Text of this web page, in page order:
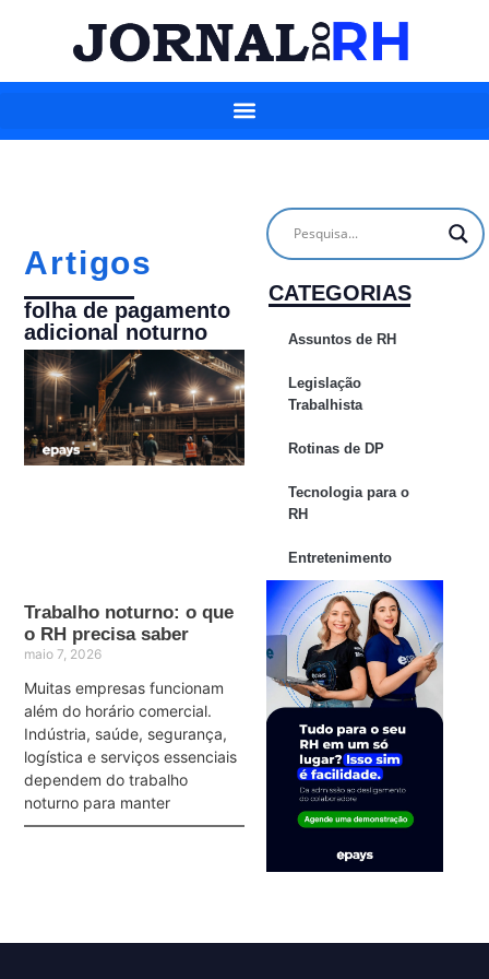
Artigos
folha de pagamento
adicional noturno
Trabalho noturno: o que
o RH precisa saber
maio 7, 2026
Muitas empresas funcionam
além do horário comercial.
Indústria, saúde, segurança,
logística e serviços essenciais
dependem do trabalho
noturno para manter
CATEGORIAS
Assuntos de RH
Legislação
Trabalhista
Rotinas de DP
Tecnologia para o
RH
Entretenimento